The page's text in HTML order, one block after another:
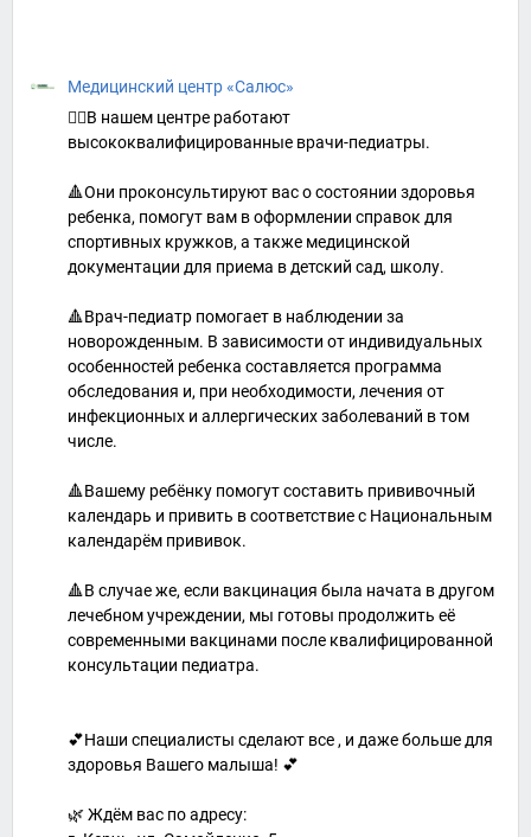
Медицинский центр «Салюс»
👉🏻В нашем центре работают
высококвалифицированные врачи-педиатры.
🔺Они проконсультируют вас о состоянии здоровья
ребенка, помогут вам в оформлении справок для
спортивных кружков, а также медицинской
документации для приема в детский сад, школу.
🔺Врач-педиатр помогает в наблюдении за
новорожденным. В зависимости от индивидуальных
особенностей ребенка составляется программа
обследования и, при необходимости, лечения от
инфекционных и аллергических заболеваний в том
числе.
🔺Вашему ребёнку помогут составить прививочный
календарь и привить в соответствие с Национальным
календарём прививок.
🔺В случае же, если вакцинация была начата в другом
лечебном учреждении, мы готовы продолжить её
современными вакцинами после квалифицированной
консультации педиатра.
💕Наши специалисты сделают все , и даже больше для
здоровья Вашего малыша! 💕
🌿 Ждём вас по адресу: